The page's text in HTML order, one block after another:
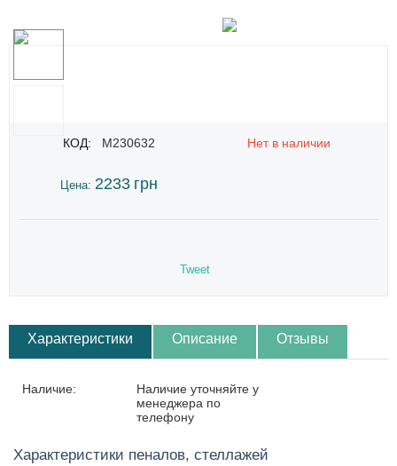
КОД: M230632 Нет в наличии
Цена: 2233 грн
Tweet
Характеристики Описание Отзывы
Наличие:
Наличие уточняйте у
менеджера по
телефону
Характеристики пеналов, стеллажей